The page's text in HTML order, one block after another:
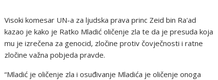
Visoki komesar UN-a za ljudska prava princ Zeid bin Ra'ad
kazao je kako je Ratko Mladić oličenje zla te da je presuda koja
mu je izrečena za genocid, zločine protiv čovječnosti i ratne
zločine važna pobjeda pravde.
“Mladić je oličenje zla i osuđivanje Mladića je oličenje onoga